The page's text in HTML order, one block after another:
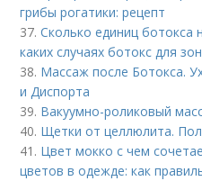
грибы рогатики: рецепт
37.Сколько единиц ботокса
каких случаях ботокс для
38. Массаж после Ботокса.
и Диспорта
39. Вакуумно-роликовый
40. Щетки от целлюлита.
41. Цвет мокко с чем
цветов в одежде: как